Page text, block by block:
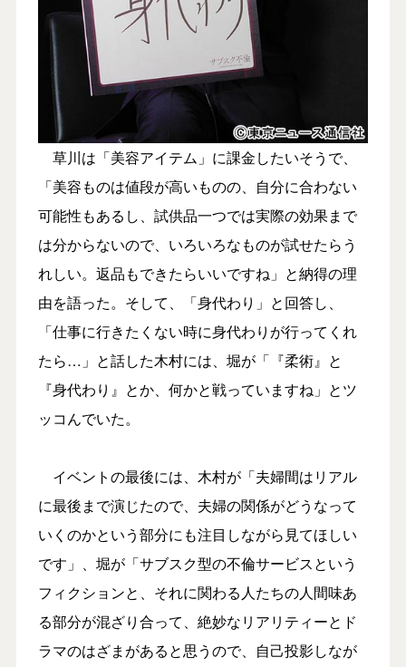
草川は「美容アイテム」に課金したいそうで、
「美容ものは値段が高いものの、自分に合わない
可能性もあるし、試供品一つでは実際の効果まで
は分からないので、いろいろなものが試せたらう
れしい。返品もできたらいいですね」と納得の理
由を語った。そして、「身代わり」と回答し、
「仕事に行きたくない時に身代わりが行ってくれ
たら…」と話した木村には、堀が「『柔術』と
『身代わり』とか、何かと戦っていますね」とツ
ッコんでいた。
イベントの最後には、木村が「夫婦間はリアル
に最後まで演じたので、夫婦の関係がどうなって
いくのかという部分にも注目しながら見てほしい
です」、堀が「サブスク型の不倫サービスという
フィクションと、それに関わる人たちの人間味あ
る部分が混ざり合って、絶妙なリアリティーとド
ラマのはざまがあると思うので、自己投影しなが